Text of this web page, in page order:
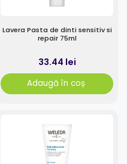
Lavera Pasta de dinti sensitiv si
repair 75ml
33.44 lei
Adaugă în coș